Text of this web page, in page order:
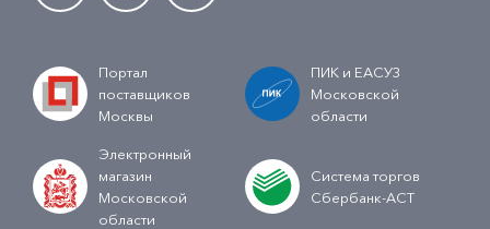
Портал
поставщиков
Москвы
ПИК и ЕАСУЗ
Московской
области
Электронный
магазин
Московской
области
Система торгов
Сбербанк-АСТ